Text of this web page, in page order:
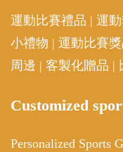
運動比賽禮品 | 運
小禮物 | 運動比賽
周邊 | 客製化贈品 |
Customized
Personalized Sports